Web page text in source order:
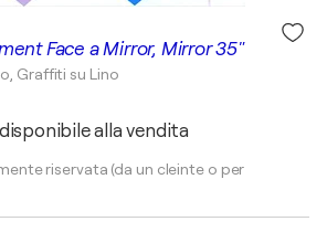
Face a Mirror, Mirror 35"
Graffiti su Lino
alla vendita
riservata (da un cleinte o per